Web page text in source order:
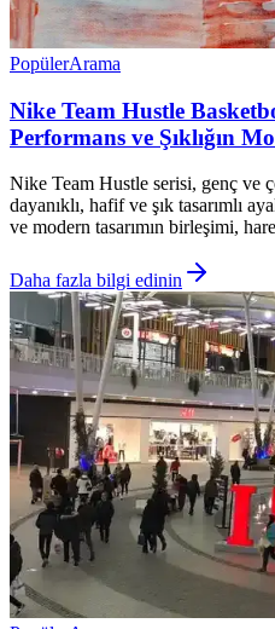
PopülerArama
Nike Team Hustle
Performans ve Şıklığın
Nike Team Hustle serisi, genç ve
dayanıklı, hafif ve şık tasarımlı
ve modern tasarımın birleşimi,
Daha fazla bilgi edinin